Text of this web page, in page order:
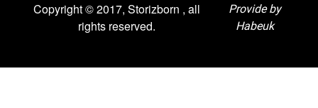
Copyright © 2017, Storizborn , all
rights reserved.
Provide by
Habeuk